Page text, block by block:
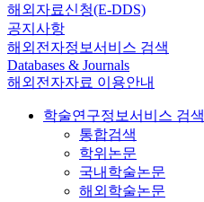
해외자료신청(E-DDS)
공지사항
해외전자정보서비스 검색
Databases & Journals
해외전자자료 이용안내
학술연구정보서비스 검색
통합검색
학위논문
국내학술논문
해외학술논문